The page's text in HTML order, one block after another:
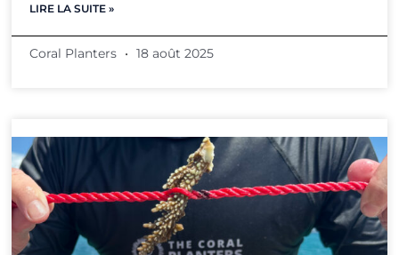
LIRE LA SUITE »
Coral Planters 18 août 2025